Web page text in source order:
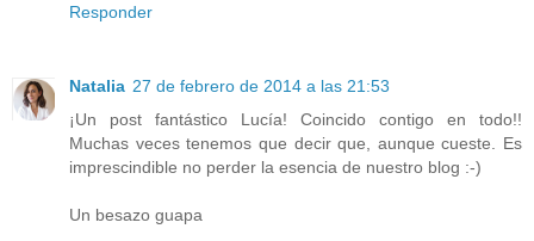
Responder
Natalia 27 de febrero de 2014 a las 21:53
¡Un post fantástico Lucía! Coincido contigo en todo!!
Muchas veces tenemos que decir que, aunque cueste. Es
imprescindible no perder la esencia de nuestro blog :-)
Un besazo guapa